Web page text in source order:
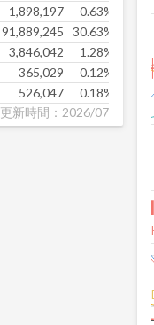
1,898,197 0.63%
91,889,245 30.63%
3,846,042 1.28%
365,029 0.12%
526,047 0.18%
更新時間：2026/07